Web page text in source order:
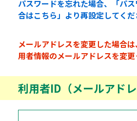
パスワードを忘れた場合、「パ
合はこちら」より再設定してくだ
メールアドレスを変更した場合
用者情報のメールアドレスを変更
利用者ID（メールアドレ